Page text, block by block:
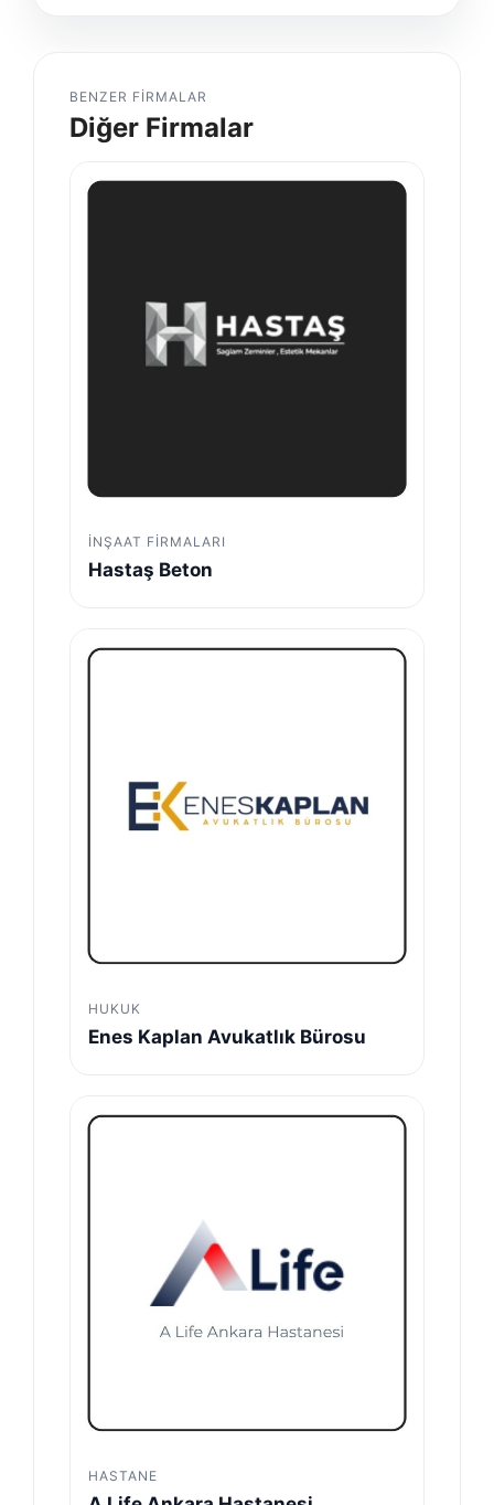
BENZER FIRMALAR
Diğer Firmalar
İNŞAAT FIRMALARI
Hastaş Beton
HUKUK
Enes Kaplan Avukatlık Bürosu
HASTANE